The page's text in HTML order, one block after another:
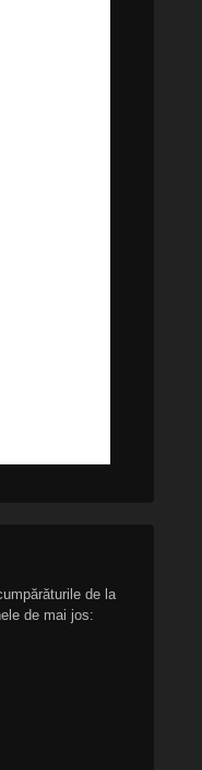
de la
de mai jos: